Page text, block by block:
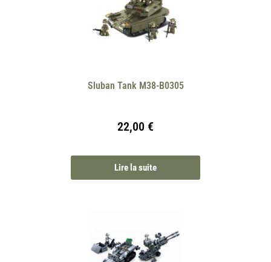
Sluban Tank M38-B0305
22,00 €
Lire la suite